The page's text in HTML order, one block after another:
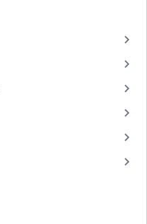
keyboard_arrow_right
keyboard_arrow_right
keyboard_arrow_right
keyboard_arrow_right
keyboard_arrow_right
keyboard_arrow_right